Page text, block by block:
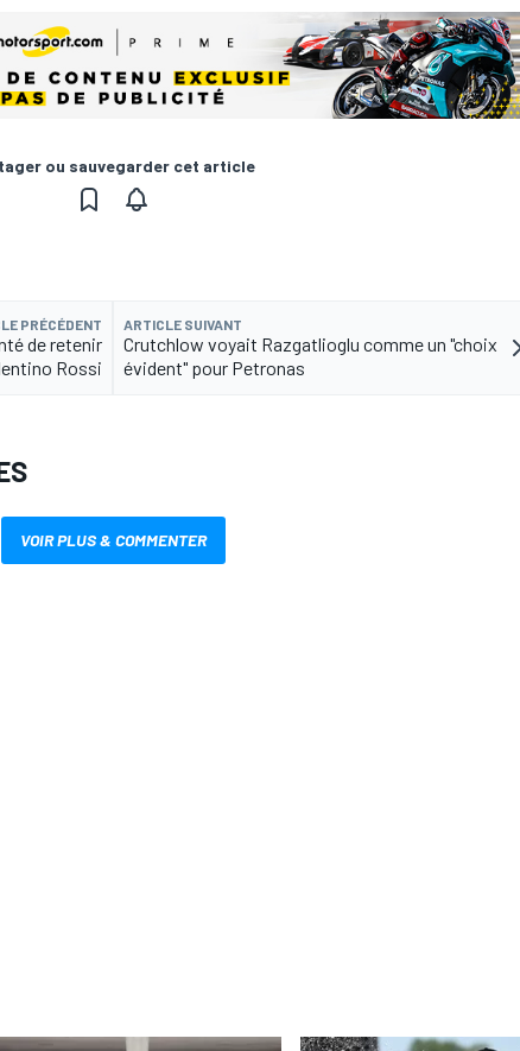
ou sauvegarder cet article
PRÉCÉDENT
de retenir
Rossi
ARTICLE SUIVANT
Crutchlow voyait Razgatlioglu comme un "choix
évident" pour Petronas
VOIR PLUS & COMMENTER